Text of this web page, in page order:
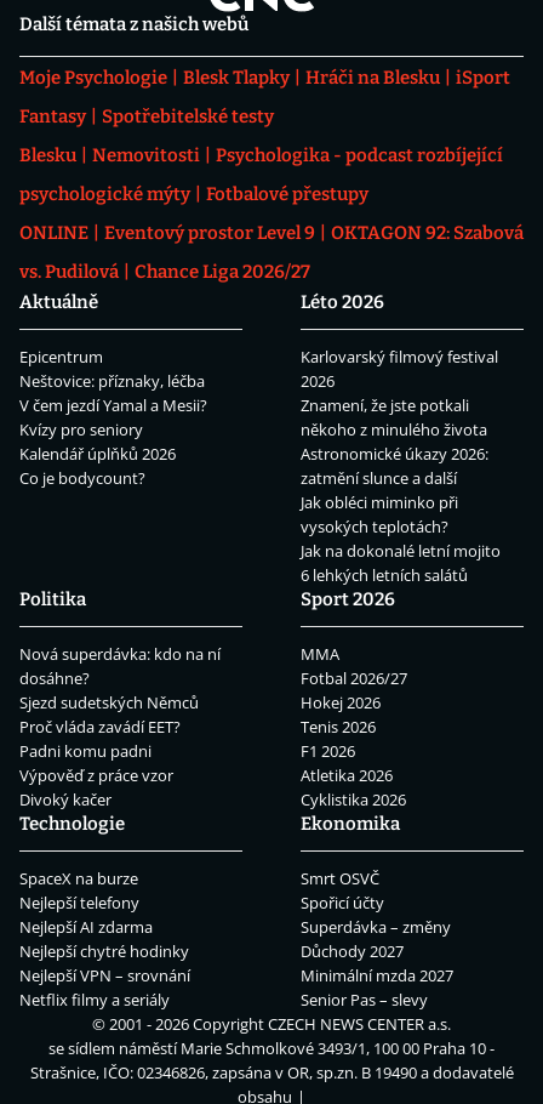
Další témata z našich webů
Moje Psychologie Blesk Tlapky Hráči na Blesku
iSport
Fantasy
Spotřebitelské testy
Blesku
Nemovitosti
Psychologika - podcast rozbíjející
psychologické mýty
Fotbalové přestupy
ONLINE
Eventový prostor Level 9
OKTAGON 92: Szabová
vs. Pudilová
Chance Liga 2026/27
Aktuálně
Epicentrum
Neštovice: příznaky, léčba
V čem jezdí Yamal a Mesii?
Kvízy pro seniory
Kalendář úplňků 2026
Co je bodycount?
Léto 2026
Karlovarský filmový festival
2026
Znamení, že jste potkali
někoho z minulého života
Astronomické úkazy 2026:
zatmění slunce a další
Jak obléci miminko při
vysokých teplotách?
Jak na dokonalé letní mojito
6 lehkých letních salátů
Politika
Nová superdávka: kdo na ní
dosáhne?
Sjezd sudetských Němců
Proč vláda zavádí EET?
Padni komu padni
Výpověď z práce vzor
Divoký kačer
Sport 2026
MMA
Fotbal 2026/27
Hokej 2026
Tenis 2026
F1 2026
Atletika 2026
Cyklistika 2026
Technologie
SpaceX na burze
Nejlepší telefony
Nejlepší AI zdarma
Nejlepší chytré hodinky
Nejlepší VPN – srovnání
Netflix filmy a seriály
Ekonomika
Smrt OSVČ
Spořicí účty
Superdávka – změny
Důchody 2027
Minimální mzda 2027
Senior Pas – slevy
© 2001 - 2026 CopyrightCZECH NEWS CENTER a.s.
se sídlem náměstí Marie Schmolkové 3493/1, 100 00 Praha 10 -
Strašnice, IČO: 02346826, zapsána v OR, sp.zn. B 19490 a dodavatelé
obsahu